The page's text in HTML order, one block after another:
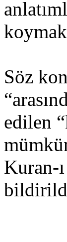
Söz
edilen
Kuran-